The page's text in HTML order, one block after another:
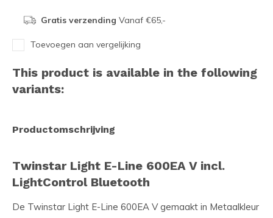
Gratis verzending Vanaf €65,-
Toevoegen aan vergelijking
This product is available in the following
variants:
Productomschrijving
Twinstar Light E-Line 600EA V incl.
LightControl Bluetooth
De Twinstar Light E-Line 600EA V gemaakt in Metaalkleur